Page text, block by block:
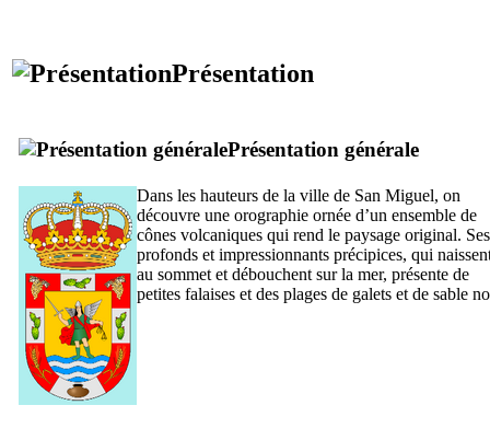
Présentation
Présentation générale
Dans les hauteurs de la ville de San Miguel, on
découvre une orographie ornée d’un ensemble de
cônes volcaniques qui rend le paysage original. Ses
profonds et impressionnants précipices, qui
au sommet et débouchent sur la mer, présente de
petites falaises et des plages de galets et de sable